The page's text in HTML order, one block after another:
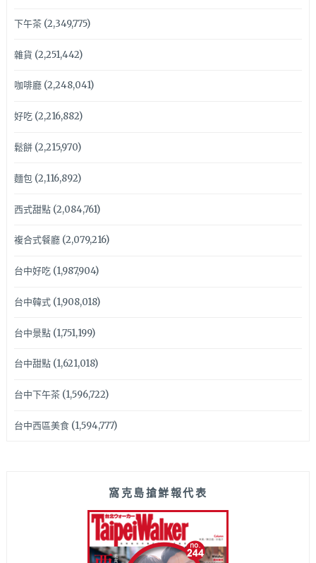
下午茶(2,349,775)
雜貨 (2,251,442)
咖啡廳(2,248,041)
好吃(2,216,882)
鬆餅(2,215,970)
麵包(2,116,892)
西式甜點(2,084,761)
複合式餐廳(2,079,216)
台中好吃(1,987,904)
台中韓式(1,908,018)
台中景點(1,751,199)
台中甜點(1,621,018)
台中下午茶(1,596,722)
台中西區美食(1,594,777)
窩克島搶鮮報代表